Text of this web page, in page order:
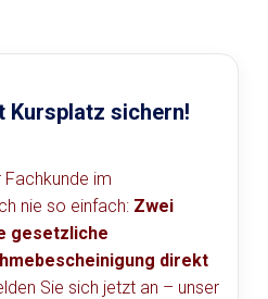
Kursplatz sichern!
Fachkunde im
nie so einfach: Zwei
gesetzliche
direkt
Sie sich jetzt an – unser